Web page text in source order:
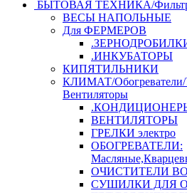
БЫТОВАЯ ТЕХНИКА/
ВЕСЫ НАПОЛЬНЫЕ
Для ФЕРМЕРОВ
.ИНКУБАТОРЫ
КИПЯТИЛЬНИКИ
КЛИМАТ/Обогреватели/
Вентиляторы
ВЕНТИЛЯТОРЫ
ГРЕЛКИ электро
ОБОГРЕВАТЕЛИ:
ОЧИСТИТЕЛИ
СУШИЛКИ ДЛЯ